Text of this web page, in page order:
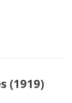
(1919)